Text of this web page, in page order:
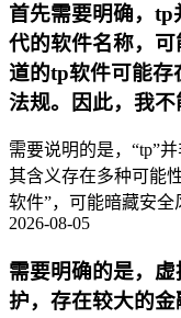
首先需要明确，tp
代的软件名称，
道的tp软件可能存
法规。因此，我不
需要说明的是，“tp”
其含义存在多种可能
软件”，可能暗藏安
2026-08-05
需要明确的是，
护，存在较大的